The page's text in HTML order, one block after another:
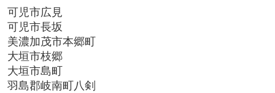
可児市広見
可児市長坂
美濃加茂市本郷町
大垣市枝郷
大垣市島町
羽島郡岐南町八剣